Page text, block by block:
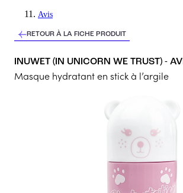
5/5
Marjorie
Sent super bon
Odeur +++ et facile à appliquer
Produit pratique d’utilisation
Avis
RETOUR À LA FICHE PRODUIT
INUWET (IN UNICORN WE TRUST) -
Masque hydratant en stick à l’argile